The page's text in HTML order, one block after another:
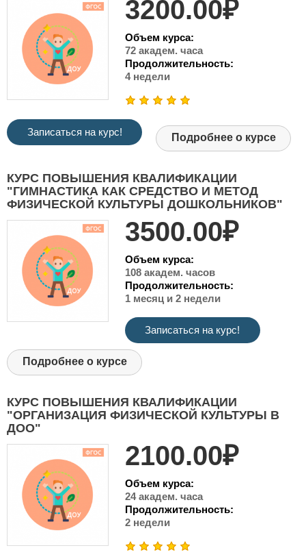
3200.00₽
Объем курса:
72 академ. часа
Продолжительность:
4 недели
Записаться на курс! Подробнее о курсе
КУРС ПОВЫШЕНИЯ КВАЛИФИКАЦИИ
"ГИМНАСТИКА КАК СРЕДСТВО И МЕТОД
ФИЗИЧЕСКОЙ КУЛЬТУРЫ ДОШКОЛЬНИКОВ"
3500.00₽
Объем курса:
108 академ. часов
Продолжительность:
1 месяц и 2 недели
Записаться на курс!
Подробнее о курсе
КУРС ПОВЫШЕНИЯ КВАЛИФИКАЦИИ
"ОРГАНИЗАЦИЯ ФИЗИЧЕСКОЙ КУЛЬТУРЫ В
ДОО"
2100.00₽
Объем курса:
24 академ. часа
Продолжительность:
2 недели